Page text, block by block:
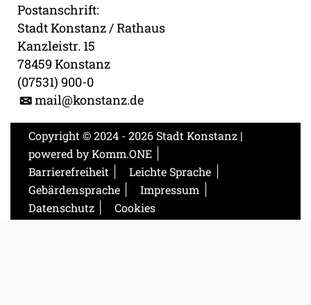
Postanschrift:
Stadt Konstanz / Rathaus
Kanzleistr. 15
78459 Konstanz
(07531) 900-0
mail@konstanz.de
Copyright © 2024 - 2026 Stadt Konstanz |
powered byKomm.ONE
Barrierefreiheit
Leichte Sprache
Gebärdensprache
Impressum
Datenschutz
Cookies